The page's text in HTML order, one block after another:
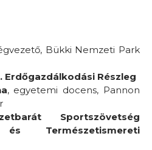
Bükki Nemzeti Park
Erdőgazdálkodási Részleg
, egyetemi docens, Pannon
Sportszövetség
és Természetismereti